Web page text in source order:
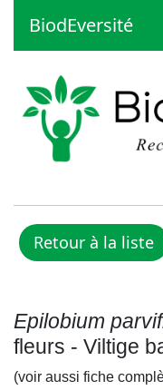
BiodEversité
Epilobium
fleurs - Viltige
(voir aussi fiche